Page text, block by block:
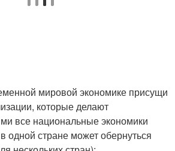
мировой экономике присущи
которые делают
все национальные экономики
одной стране может обернуться